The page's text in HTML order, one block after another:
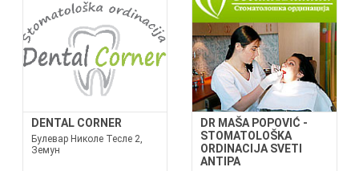
DENTAL CORNER
Булевар Николе Тесле 2,
Земун
DR MAŠA POPOVIĆ -
STOMATOLOŠKA
ORDINACIJA SVETI
ANTIPA